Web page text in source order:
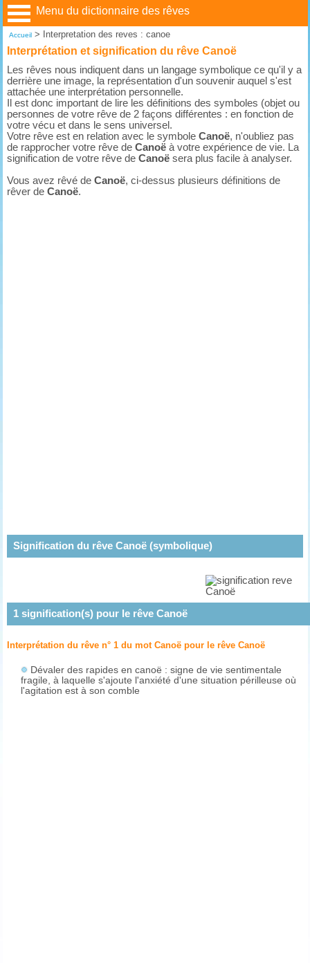
Menu du dictionnaire des rêves
Accueil> Interpretation des reves : canoe
Interprétation et signification du rêve Canoë
Les rêves nous indiquent dans un langage symbolique ce qu'il y a
derrière une image, la représentation d'un souvenir auquel s'est
attachée une interprétation personnelle.
Il est donc important de lire les définitions des symboles (objet ou
personnes de votre rêve de 2 façons différentes : en fonction de
votre vécu et dans le sens universel.
Votre rêve est en relation avec le symboleCanoë, n'oubliez pas
de rapprocher votre rêve deCanoë à votre expérience de vie. La
signification de votre rêve deCanoë sera plus facile à analyser.
Vous avez rêvé deCanoë, ci-dessus plusieurs définitions de
rêver deCanoë.
Signification du rêve Canoë (symbolique)
1signification(s) pour le rêve Canoë
Interprétation du rêve n° 1 du mot Canoë pour le rêveCanoë
Dévaler des rapides en canoë : signe de vie sentimentale
fragile, à laquelle s'ajoute l'anxiété d'une situation périlleuse où
l'agitation est à son comble